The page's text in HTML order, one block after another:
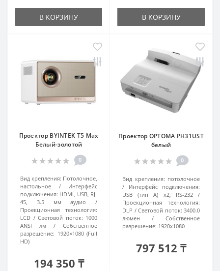
В КОРЗИНУ В КОРЗИНУ
Проектор BYINTEK T5 Max
Белый-золотой
0
Вид крепления: Потолочное,
настольное
Интерфейс
подключения: HDMI, USB, RJ-
45, 3.5 мм аудио
Проекционная технология:
LCD
Световой поток: 1000
ANSI лм
Собственное
разрешение: 1920×1080 (Full
HD)
194 350 ₸
Проектор OPTOMA PH31UST
белый
0
Вид крепления: потолочное
Интерфейс подключения:
USB (тип A) x2, RS-232
Проекционная технология:
DLP
Световой поток: 3400.0
люмен
Собственное
разрешение: 1920x1080
797 512 ₸